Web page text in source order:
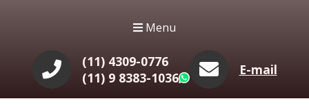
Menu
(11) 4309-0776
(11) 9 8383-1036
WhatsApp
E-mail